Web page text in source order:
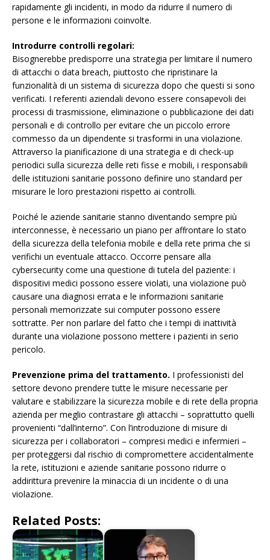
rapidamente gli incidenti, in modo da ridurre il numero di
persone e le informazioni coinvolte.
Introdurre controlli regolari:
Bisognerebbe predisporre una strategia per limitare il numero
di attacchi o data breach, piuttosto che ripristinare la
funzionalità di un sistema di sicurezza dopo che questi si sono
verificati. I referenti aziendali devono essere consapevoli dei
processi di trasmissione, eliminazione o pubblicazione dei dati
personali e di controllo per evitare che un piccolo errore
commesso da un dipendente si trasformi in una violazione.
Attraverso la pianificazione di una strategia e di check-up
periodici sulla sicurezza delle reti fisse e mobili, i responsabili
delle istituzioni sanitarie possono definire uno standard per
misurare le loro prestazioni rispetto ai controlli.
Poiché le aziende sanitarie stanno diventando sempre più
interconnesse, è necessario un piano per affrontare lo stato
della sicurezza della telefonia mobile e della rete prima che si
verifichi un eventuale attacco. Occorre pensare alla
cybersecurity come una questione di tutela del paziente: i
dispositivi medici possono essere violati, una violazione può
causare una diagnosi errata e le informazioni sanitarie
personali memorizzate sui computer possono essere
sottratte. Per non parlare del fatto che i tempi di inattività
durante una violazione possono mettere i pazienti in serio
pericolo.
Prevenzione prima del trattamento. I professionisti del
settore devono prendere tutte le misure necessarie per
valutare e stabilizzare la sicurezza mobile e di rete della propria
azienda per meglio contrastare gli attacchi – soprattutto quelli
provenienti “dall’interno”. Con l’introduzione di misure di
sicurezza per i collaboratori – compresi medici e infermieri –
per proteggersi dal rischio di compromettere accidentalmente
la rete, istituzioni e aziende sanitarie possono ridurre o
addirittura prevenire la minaccia di un incidente o di una
violazione.
Related Posts: